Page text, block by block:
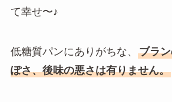
て幸せ〜♪
低糖質パンにありがちな、 ブラ
ぽさ、後味の悪さは有りません。